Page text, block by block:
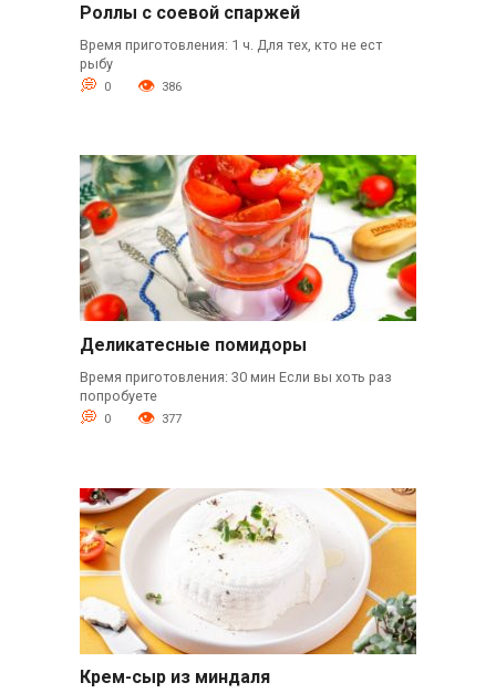
Роллы с соевой спаржей
Время приготовления: 1 ч. Для тех, кто не ест
рыбу
0 386
Деликатесные помидоры
Время приготовления: 30 мин Если вы хоть раз
попробуете
0 377
Крем-сыр из миндаля